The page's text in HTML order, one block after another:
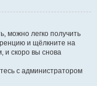
можно легко получить
и щёлкните на
и скоро вы снова
с администратором